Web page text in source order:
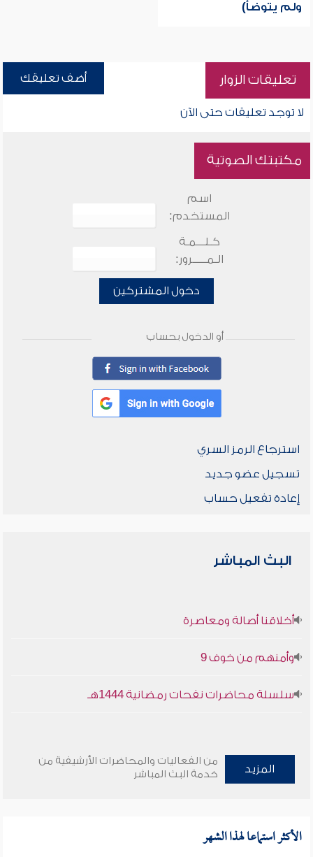
ولم يتوضأ)
تعليقات الزوار أضف تعليقك
لا توجد تعليقات حتى الآن
مكتبتك الصوتية
اسم
المستخدم:
كـلـــمـة
الـمـــــرور:
دخول المشتركين
أو الدخول بحساب
استرجاع الرمز السري
تسجيل عضو جديد
إعادة تفعيل حساب
البث المباشر
أخلاقنا أصالة ومعاصرة
وأمنهم من خوف 9
سلسلة محاضرات نفحات رمضانية 1444هـ
المزيد
من الفعاليات والمحاضرات الأرشيفية من
خدمة البث المباشر
الأكثر استماعا لهذا الشهر